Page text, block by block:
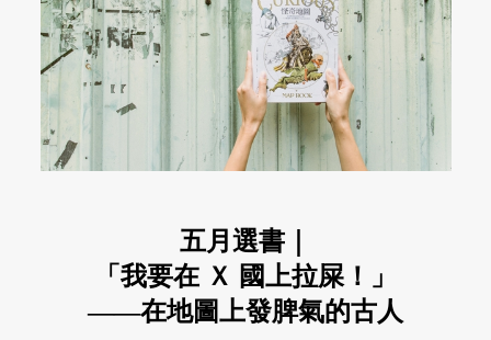
五月選書｜
「我要在 Ｘ 國上拉屎！」
——在地圖上發脾氣的古人